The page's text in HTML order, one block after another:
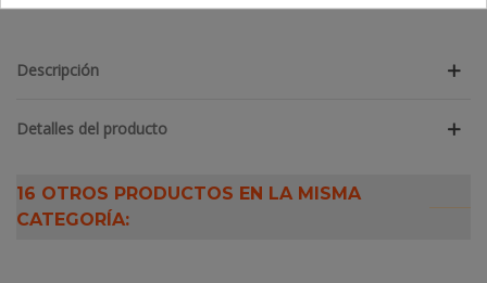
Descripción
Detalles del producto
16 OTROS PRODUCTOS EN LA MISMA
CATEGORÍA: